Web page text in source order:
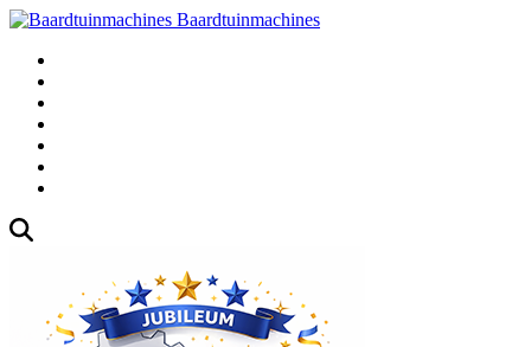
Baardtuinmachines